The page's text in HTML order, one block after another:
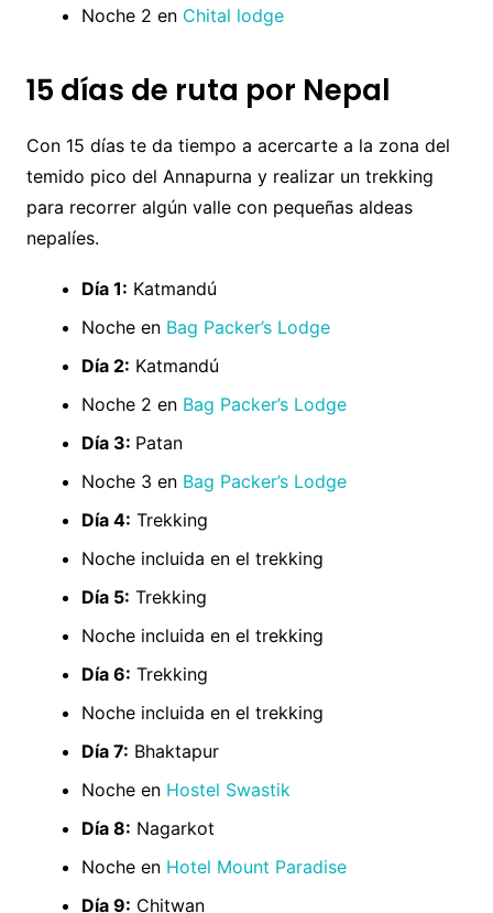
Noche 2 en Chital lodge
15 días de ruta por Nepal
Con 15 días te da tiempo a acercarte a la zona del
temido pico del Annapurna y realizar un trekking
para recorrer algún valle con pequeñas aldeas
nepalíes.
Día 1: Katmandú
Noche en Bag Packer’s Lodge
Día 2: Katmandú
Noche 2 en Bag Packer’s Lodge
Día 3: Patan
Noche 3 en Bag Packer’s Lodge
Día 4: Trekking
Noche incluida en el trekking
Día 5: Trekking
Noche incluida en el trekking
Día 6: Trekking
Noche incluida en el trekking
Día 7: Bhaktapur
Noche en Hostel Swastik
Día 8: Nagarkot
Noche en Hotel Mount Paradise
Día 9: Chitwan